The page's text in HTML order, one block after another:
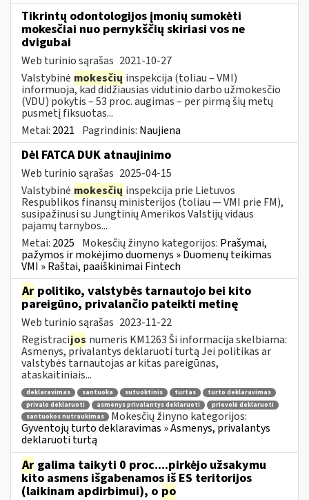
Tikrintų odontologijos įmonių sumokėti
mokesčiai nuo pernykščių skiriasi vos ne
dvigubai
Web turinio sąrašas 2021-10-27
Valstybinė mokesčių inspekcija (toliau – VMI)
informuoja, kad didžiausias vidutinio darbo užmokesčio
(VDU) pokytis – 53 proc. augimas – per pirmą šių metų
pusmetį fiksuotas...
Metai: 2021 Pagrindinis: Naujiena
Dėl FATCA DUK atnaujinimo
Web turinio sąrašas 2025-04-15
Valstybinė mokesčių inspekcija prie Lietuvos
Respublikos finansų ministerijos (toliau — VMI prie FM),
susipažinusi su Jungtinių Amerikos Valstijų vidaus
pajamų tarnybos...
Metai: 2025 Mokesčių žinyno kategorijos: Prašymai,
pažymos ir mokėjimo duomenys » Duomenų teikimas
VMI » Raštai, paaiškinimai Fintech
Ar politiko, valstybės tarnautojo bei kito
pareigūno, privalančio pateikti metinę
Web turinio sąrašas 2023-11-22
Registracijos numeris KM1263 Ši informacija skelbiama:
Asmenys, privalantys deklaruoti turtą Jei politikas ar
valstybės tarnautojas ar kitas pareigūnas,
ataskaitiniais...
deklaravimas santuoka sutuoktinis turtas
turto deklaravimas
privalo deklaruoti
asmenys privalantys deklaruoti
prievolė deklaruoti
santuokos nutraukimas
Mokesčių žinyno kategorijos:
Gyventojų turto deklaravimas » Asmenys, privalantys
deklaruoti turtą
Ar galima taikyti 0 proc....pirkėjo užsakymu
kito asmens išgabenamos iš ES teritorijos
(laikinam apdirbimui), o po